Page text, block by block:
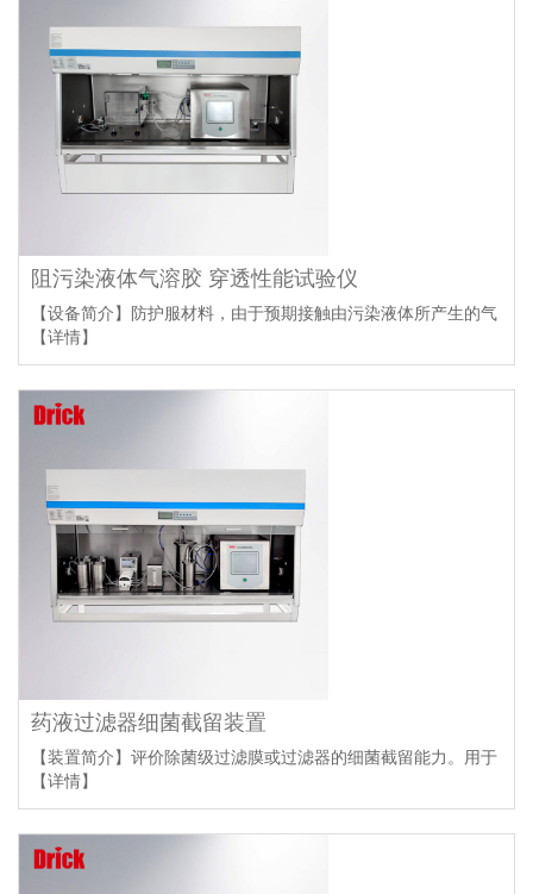
阻污染液体气溶胶 穿透性能试验仪
【设备简介】防护服材料，由于预期接触由污染液体所产生的气
【详情】
药液过滤器细菌截留装置
【装置简介】评价除菌级过滤膜或过滤器的细菌截留能力。用于
【详情】